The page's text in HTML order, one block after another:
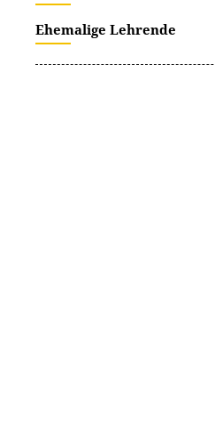
Ehemalige Lehrende